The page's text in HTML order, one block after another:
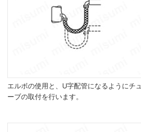
エルボの使用と、U字配管になるようにチュ
ーブの取付を行います。